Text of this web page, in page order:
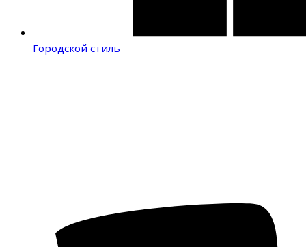
Городской стиль